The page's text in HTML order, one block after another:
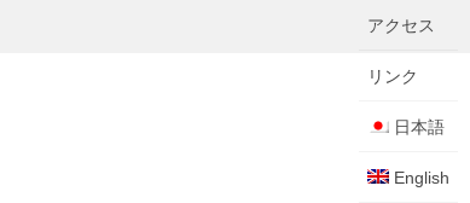
アクセス
リンク
日本語
English